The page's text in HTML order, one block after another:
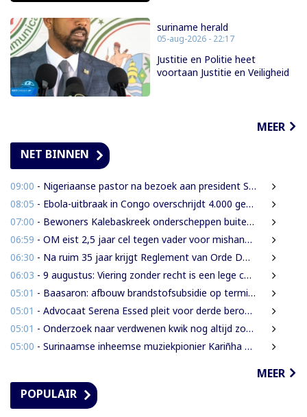
suriname herald
05-aug-2026 - 22:17
Justitie en Politie heet
voortaan Justitie en Veiligheid
MEER
NET BINNEN
09:00 - Nigeriaanse pastor na bezoek aan president Simons: ‘Toename van rijkdom in Suriname’
08:05 - Ebola-uitbraak in Congo overschrijdt 4.000 gevallen
07:00 - Bewoners Kalebaskreek onderscheppen buitenlanders met illegaal geweer en communicatieapparatuur
06:59 - OM eist 2,5 jaar cel tegen vader voor mishandeling en verwaarlozing van gezin
06:30 - Na ruim 35 jaar krijgt Reglement van Orde DNA grondige herziening
06:03 - 9 augustus: Viering zonder recht is een lege ceremonie
05:01 - Baasaron: afbouw brandstofsubsidie op termijn onvermijdelijk
05:01 - Advocaat Serena Essed pleit voor derde beroepsinstantie onder gezag van CCJ
05:01 - Onderzoek naar verdwenen kwik nog altijd zonder resultaat
05:00 - Surinaamse inheemse muziekpionier Kariñha Basi krijgt oeuvreprijs in Rotterdam
MEER
POPULAIR